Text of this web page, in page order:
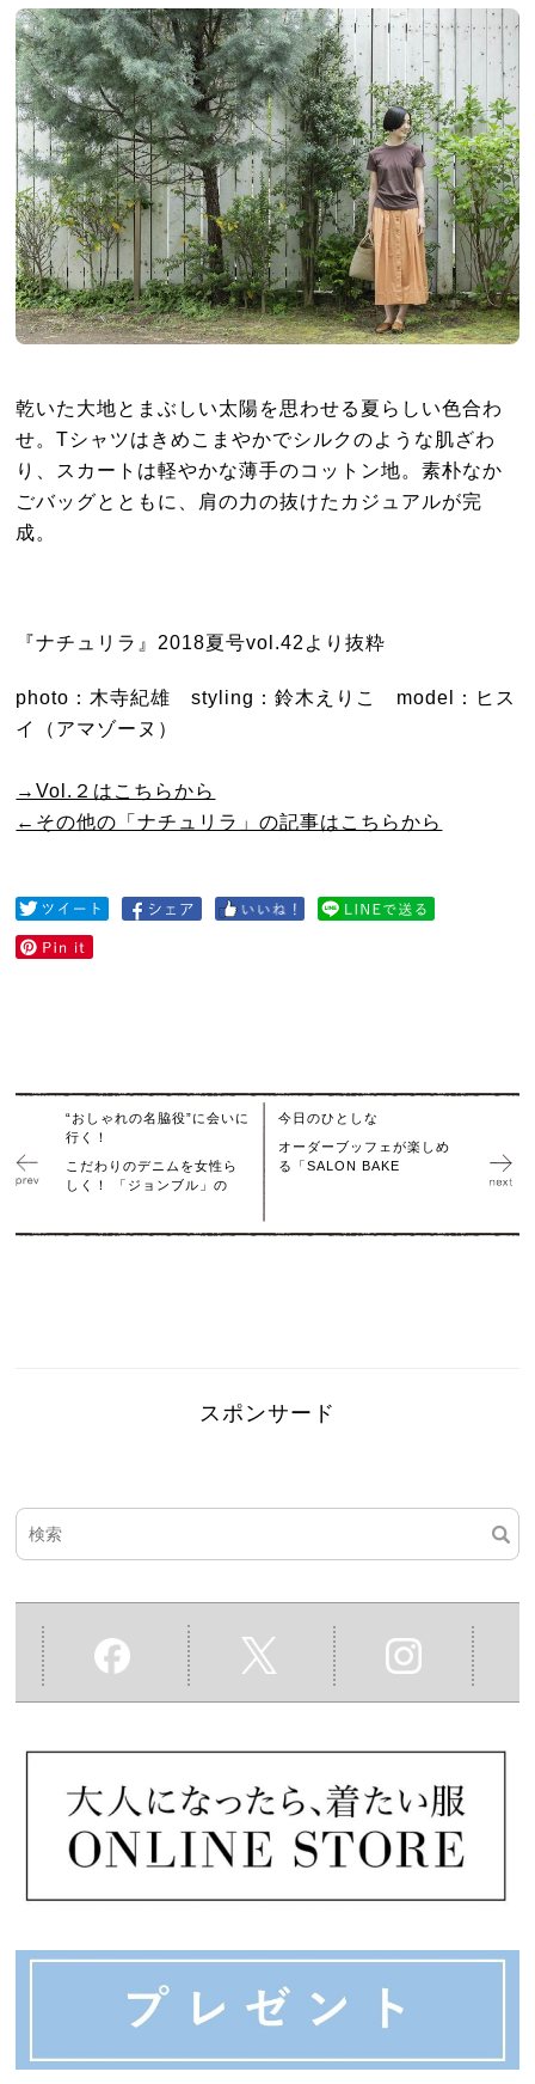
乾いた大地とまぶしい太陽を思わせる夏らしい色合わ
せ。Tシャツはきめこまやかでシルクのような肌ざわ
り、スカートは軽やかな薄手のコットン地。素朴なか
ごバッグとともに、肩の力の抜けたカジュアルが完
成。
『ナチュリラ』2018夏号vol.42より抜粋
photo：木寺紀雄 styling：鈴木えりこ model：ヒス
イ（アマゾーヌ）
→Vol.２はこちらから
←その他の「ナチュリラ」の記事はこちらから
“おしゃれの名脇役”に会いに
行く！
こだわりのデニムを女性ら
しく！ 「ジョンブル」の
今日のひとしな
オーダーブッフェが楽しめ
る「SALON BAKE
スポンサード